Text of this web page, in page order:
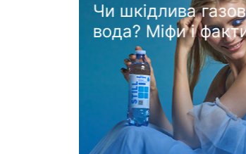
Холодна чи тепла:
воду краще